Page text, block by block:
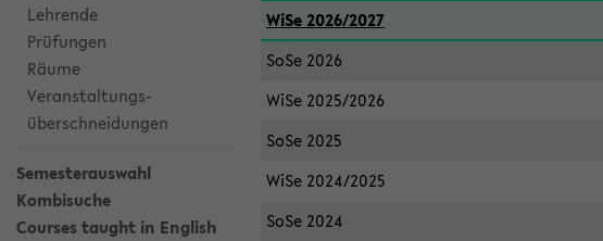
Lehrende
Prüfungen
Räume
Veranstaltungs-
überschneidungen
Semesterauswahl
Kombisuche
Courses taught in English
WiSe 2026/2027
SoSe 2026
WiSe 2025/2026
SoSe 2025
WiSe 2024/2025
SoSe 2024